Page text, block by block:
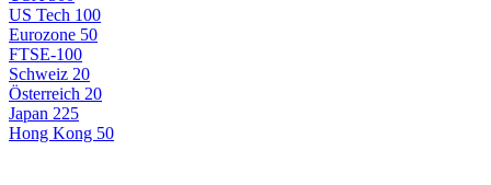
US Tech 100
Eurozone 50
FTSE-100
Schweiz 20
Österreich 20
Japan 225
Hong Kong 50